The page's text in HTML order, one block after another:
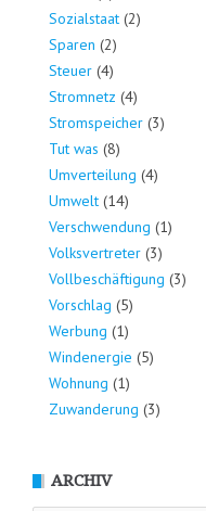
Sozialstaat (2)
Sparen (2)
Steuer (4)
Stromnetz (4)
Stromspeicher (3)
Tut was (8)
Umverteilung (4)
Umwelt (14)
Verschwendung (1)
Volksvertreter (3)
Vollbeschäftigung (3)
Vorschlag (5)
Werbung (1)
Windenergie (5)
Wohnung (1)
Zuwanderung (3)
ARCHIV